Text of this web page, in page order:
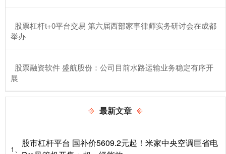
​股票杠杆t+0平台交易 第六届西部家事律师实务研讨会在成都
举办
​股票融资软件 盛航股份：公司目前水路运输业务稳定有序开
展
最新文章
1、
股市杠杆平台 国补价5609.2元起！米家中央空调巨省电